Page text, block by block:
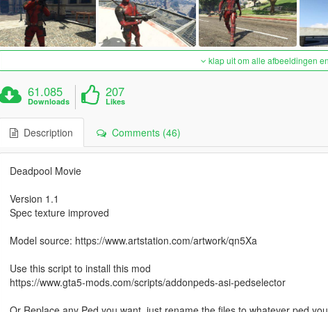
klap uit om alle afbeeldingen
61.085
Downloads
207
Likes
Description Comments (46)
Deadpool Movie
Version 1.1
Spec texture improved
Model source: https://www.artstation.com/artwork/qn5Xa
Use this script to install this mod
https://www.gta5-mods.com/scripts/addonpeds-asi-pedselector